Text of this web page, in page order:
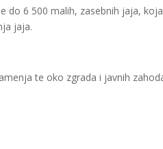
do 6 500 malih, zasebnih jaja,
jaja.
te oko zgrada i javnih